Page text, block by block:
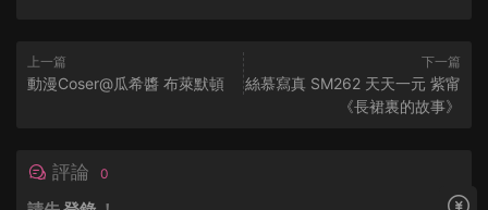
上一篇
動漫Coser@瓜希醬 布萊默頓
下一篇
絲慕寫真 SM262 天天一元 紫甯
《長裙裏的故事》
評論 0